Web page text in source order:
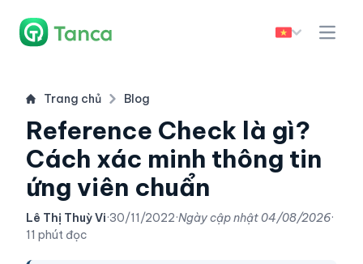
Trang chủ Blog
Reference Check là gì?
Cách xác minh thông tin
ứng viên chuẩn
Lê Thị Thuỳ Vi·30/11/2022·Ngày cập nhật04/08/2026·
11 phút đọc